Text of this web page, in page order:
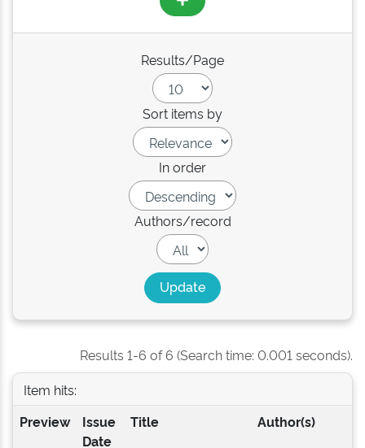
Results/Page
Sort items by
In order
Authors/record
Results 1-6 of 6 (Search time: 0.001 seconds).
Item hits:
Preview
Issue
Date
Title Author(s)